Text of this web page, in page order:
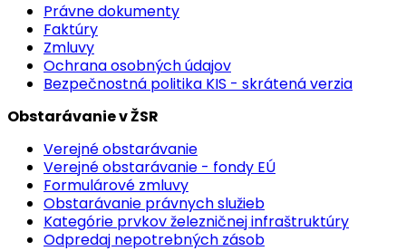
Právne dokumenty
Faktúry
Zmluvy
Ochrana osobných údajov
Bezpečnostná politika KIS - skrátená verzia
Obstarávanie v ŽSR
Verejné obstarávanie
Verejné obstarávanie - fondy EÚ
Formulárové zmluvy
Obstarávanie právnych služieb
Kategórie prvkov železničnej infraštruktúry
Odpredaj nepotrebných zásob